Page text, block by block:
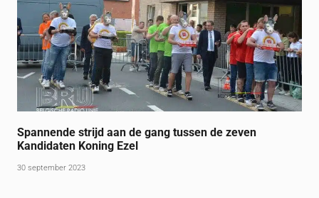
Spannende strijd aan de gang tussen de zeven
Kandidaten Koning Ezel
30 september 2023